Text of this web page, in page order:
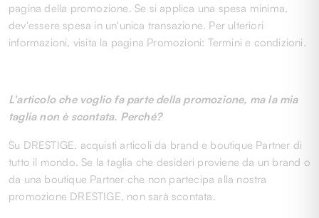
pagina della promozione. Se si applica una spesa minima,
dev'essere spesa in un'unica transazione. Per ulteriori
informazioni, visita la pagina Promozioni: Termini e condizioni.
L'articolo che voglio fa parte della promozione, ma la mia
taglia non è scontata. Perché?
Su DRESTIGE, acquisti articoli da brand e boutique Partner di
tutto il mondo. Se la taglia che desideri proviene da un brand o
da una boutique Partner che non partecipa alla nostra
promozione DRESTIGE, non sarà scontata.